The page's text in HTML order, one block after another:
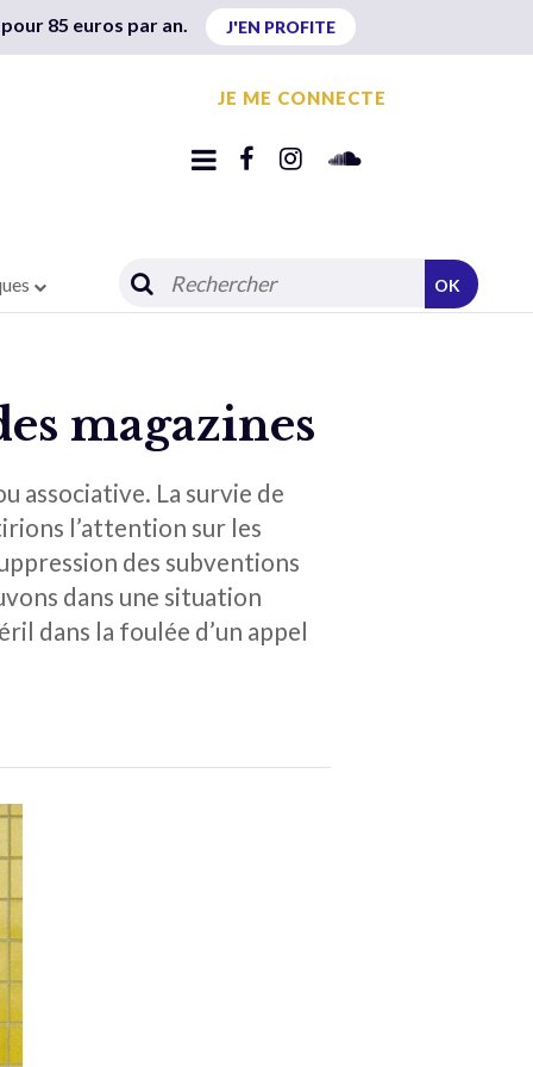
85 euros par an. J'EN PROFITE
JE ME CONNECTE
OK
magazines
associative. La survie de
l’attention sur les
des subventions
dans une situation
dans la foulée d’un appel